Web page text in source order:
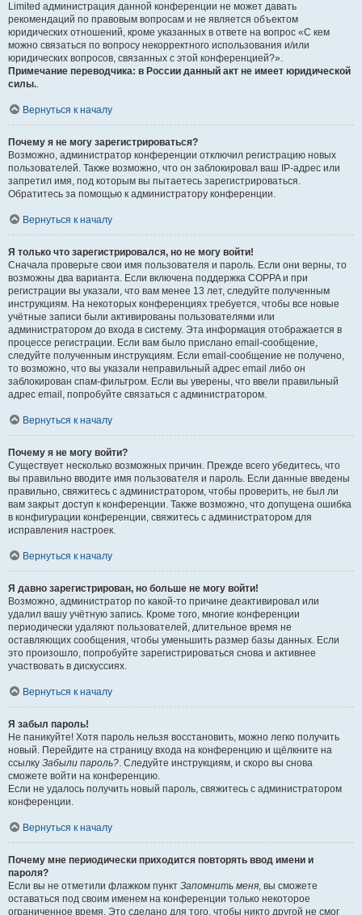
Limited администрация данной конференции не может давать
рекомендаций по правовым вопросам и не является объектом
юридических отношений, кроме указанных в ответе на вопрос «С кем
можно связаться по вопросу некорректного использования и/или
юридических вопросов, связанных с этой конференцией?».
Примечание переводчика: в России данный акт не имеет юридической
силы..
Вернуться к началу
Почему я не могу зарегистрироваться?
Возможно, администратор конференции отключил регистрацию новых
пользователей. Также возможно, что он заблокировал ваш IP-адрес или
запретил имя, под которым вы пытаетесь зарегистрироваться.
Обратитесь за помощью к администратору конференции.
Вернуться к началу
Я только что зарегистрировался, но не могу войти!
Сначала проверьте свои имя пользователя и пароль. Если они верны, то
возможны два варианта. Если включена поддержка COPPA и при
регистрации вы указали, что вам менее 13 лет, следуйте полученным
инструкциям. На некоторых конференциях требуется, чтобы все новые
учётные записи были активированы пользователями или
администратором до входа в систему. Эта информация отображается в
процессе регистрации. Если вам было прислано email-сообщение,
следуйте полученным инструкциям. Если email-сообщение не получено,
то возможно, что вы указали неправильный адрес email либо он
заблокирован спам-фильтром. Если вы уверены, что ввели правильный
адрес email, попробуйте связаться с администратором.
Вернуться к началу
Почему я не могу войти?
Существует несколько возможных причин. Прежде всего убедитесь, что
вы правильно вводите имя пользователя и пароль. Если данные введены
правильно, свяжитесь с администратором, чтобы проверить, не был ли
вам закрыт доступ к конференции. Также возможно, что допущена ошибка
в конфигурации конференции, свяжитесь с администратором для
исправления настроек.
Вернуться к началу
Я давно зарегистрирован, но больше не могу войти!
Возможно, администратор по какой-то причине деактивировал или
удалил вашу учётную запись. Кроме того, многие конференции
периодически удаляют пользователей, длительное время не
оставляющих сообщения, чтобы уменьшить размер базы данных. Если
это произошло, попробуйте зарегистрироваться снова и активнее
участвовать в дискуссиях.
Вернуться к началу
Я забыл пароль!
Не паникуйте! Хотя пароль нельзя восстановить, можно легко получить
новый. Перейдите на страницу входа на конференцию и щёлкните на
ссылку Забыли пароль?. Следуйте инструкциям, и скоро вы снова
сможете войти на конференцию.
Если не удалось получить новый пароль, свяжитесь с администратором
конференции.
Вернуться к началу
Почему мне периодически приходится повторять ввод имени и
пароля?
Если вы не отметили флажком пункт Запомнить меня, вы сможете
оставаться под своим именем на конференции только некоторое
ограниченное время. Это сделано для того, чтобы никто другой не смог